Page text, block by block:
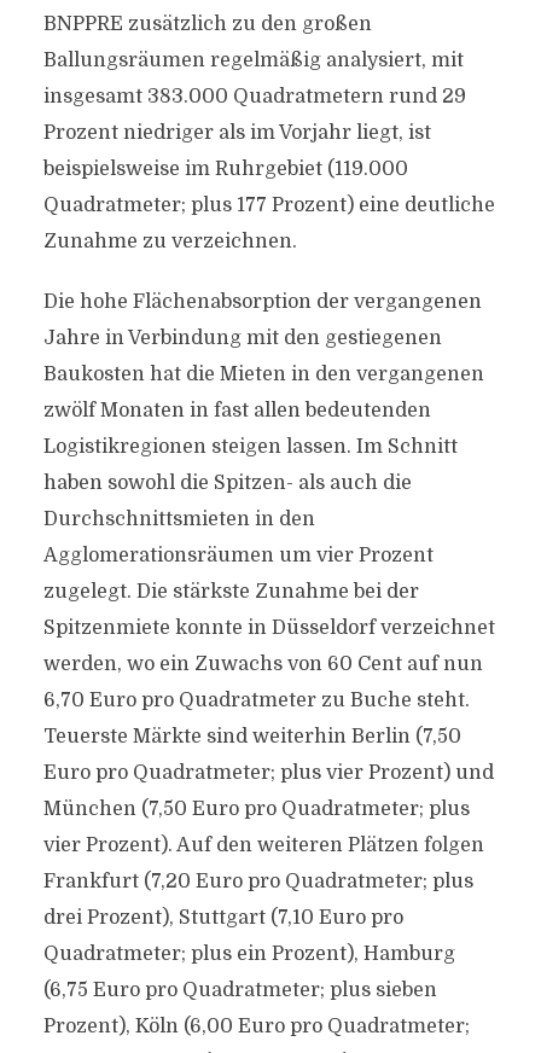
BNPPRE zusätzlich zu den großen
Ballungsräumen regelmäßig analysiert, mit
insgesamt 383.000 Quadratmetern rund 29
Prozent niedriger als im Vorjahr liegt, ist
beispielsweise im Ruhrgebiet (119.000
Quadratmeter; plus 177 Prozent) eine deutliche
Zunahme zu verzeichnen.
Die hohe Flächenabsorption der vergangenen
Jahre in Verbindung mit den gestiegenen
Baukosten hat die Mieten in den vergangenen
zwölf Monaten in fast allen bedeutenden
Logistikregionen steigen lassen. Im Schnitt
haben sowohl die Spitzen- als auch die
Durchschnittsmieten in den
Agglomerationsräumen um vier Prozent
zugelegt. Die stärkste Zunahme bei der
Spitzenmiete konnte in Düsseldorf verzeichnet
werden, wo ein Zuwachs von 60 Cent auf nun
6,70 Euro pro Quadratmeter zu Buche steht.
Teuerste Märkte sind weiterhin Berlin (7,50
Euro pro Quadratmeter; plus vier Prozent) und
München (7,50 Euro pro Quadratmeter; plus
vier Prozent). Auf den weiteren Plätzen folgen
Frankfurt (7,20 Euro pro Quadratmeter; plus
drei Prozent), Stuttgart (7,10 Euro pro
Quadratmeter; plus ein Prozent), Hamburg
(6,75 Euro pro Quadratmeter; plus sieben
Prozent), Köln (6,00 Euro pro Quadratmeter;